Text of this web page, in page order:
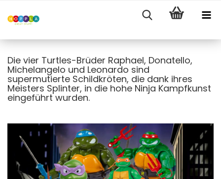
Die vier Turtles-Brüder Raphael, Donatello,
Michelangelo und Leonardo sind
supermutierte Schildkröten, die dank ihres
Meisters Splinter, in die hohe Ninja Kampfkunst
eingeführt wurden.